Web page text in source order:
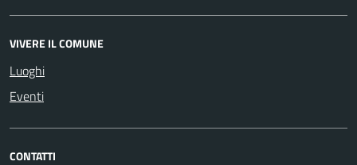
VIVERE IL COMUNE
Luoghi
Eventi
CONTATTI